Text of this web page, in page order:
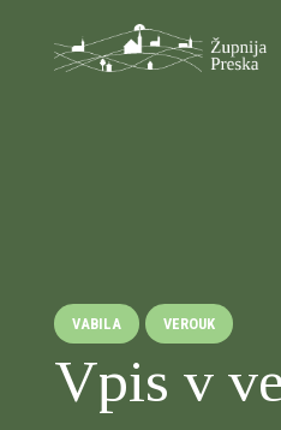
VABILA VEROUK
Vpis v